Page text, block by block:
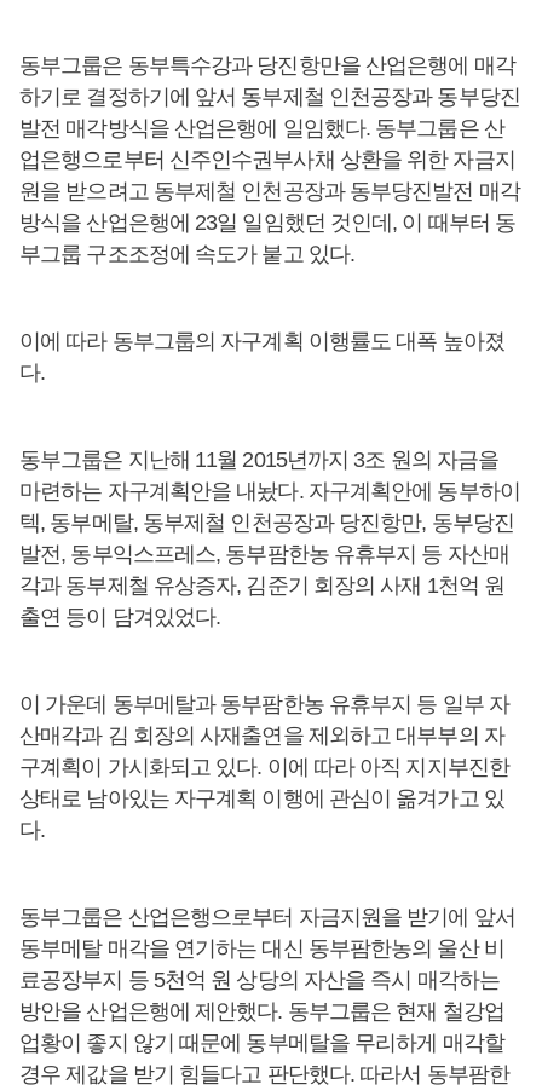
동부그룹은 동부특수강과 당진항만을 산업은행에 매각
하기로 결정하기에 앞서 동부제철 인천공장과 동부당진
발전 매각방식을 산업은행에 일임했다. 동부그룹은 산
업은행으로부터 신주인수권부사채 상환을 위한 자금지
원을 받으려고 동부제철 인천공장과 동부당진발전 매각
방식을 산업은행에 23일 일임했던 것인데, 이 때부터 동
부그룹 구조조정에 속도가 붙고 있다.
이에 따라 동부그룹의 자구계획 이행률도 대폭 높아졌
다.
동부그룹은 지난해 11월 2015년까지 3조 원의 자금을
마련하는 자구계획안을 내놨다. 자구계획안에 동부하이
텍, 동부메탈, 동부제철 인천공장과 당진항만, 동부당진
발전, 동부익스프레스, 동부팜한농 유휴부지 등 자산매
각과 동부제철 유상증자, 김준기 회장의 사재 1천억 원
출연 등이 담겨있었다.
이 가운데 동부메탈과 동부팜한농 유휴부지 등 일부 자
산매각과 김 회장의 사재출연을 제외하고 대부부의 자
구계획이 가시화되고 있다. 이에 따라 아직 지지부진한
상태로 남아있는 자구계획 이행에 관심이 옮겨가고 있
다.
동부그룹은 산업은행으로부터 자금지원을 받기에 앞서
동부메탈 매각을 연기하는 대신 동부팜한농의 울산 비
료공장부지 등 5천억 원 상당의 자산을 즉시 매각하는
방안을 산업은행에 제안했다. 동부그룹은 현재 철강업
업황이 좋지 않기 때문에 동부메탈을 무리하게 매각할
경우 제값을 받기 힘들다고 판단했다. 따라서 동부팜한